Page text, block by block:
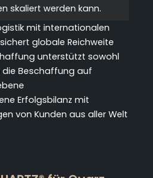
skaliert werden kann.
mit internationalen
globale Reichweite
unterstützt sowohl
die Beschaffung auf
Erfolgsbilanz mit
von Kunden aus aller Welt